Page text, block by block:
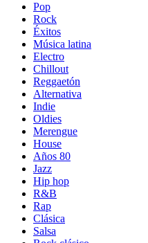
Pop
Rock
Éxitos
Música latina
Electro
Chillout
Reggaetón
Alternativa
Indie
Oldies
Merengue
House
Años 80
Jazz
Hip hop
R&B
Rap
Clásica
Salsa